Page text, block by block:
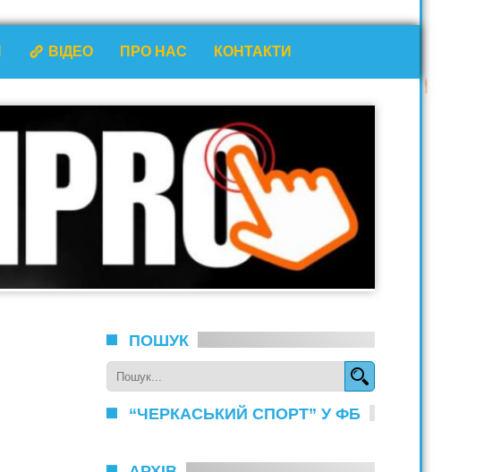
ВІДЕО ПРО НАС КОНТАКТИ
ПОШУК
“ЧЕРКАСЬКИЙ СПОРТ” У ФБ